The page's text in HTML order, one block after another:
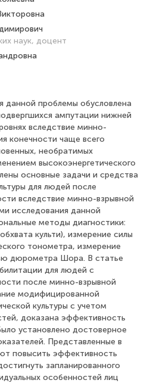
наук, доцент
данной проблемы обусловлена
ампутации нижней
вследствие минно-
конечности чаще всего
необратимых
высокоэнергетического
основные задачи и средства
для людей после
вследствие минно-взрывной
исследования данной
методы диагностики:
культи), измерение силы
тонометра, измерение
дюрометра Шора. В статье
для людей с
после минно-взрывной
модифицированной
культуры с учетом
доказана эффективность
установлено достоверное
Представленные в
повысить эффективность
запланированного
особенностей лиц